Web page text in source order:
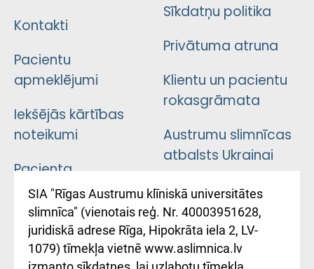
Kontakti
Pacientu
apmeklējumi
Iekšējās kārtības
noteikumi
Pacienta
atsauksmju/sūdzību
iesniegšanas
kārtība
Kā pie mums nokļūt
Sīkdatņu politika
Privātuma atruna
Klientu un pacientu
rokasgrāmata
Austrumu slimnīcas
atbalsts Ukrainai
Підтримка Східної
лікарні та співпраця з
Україною
SIA "Rīgas Austrumu klīniskā universitātes
slimnīca" (vienotais reģ. Nr. 40003951628,
juridiskā adrese Rīga, Hipokrāta iela 2, LV-
1079) tīmekļa vietnē www.aslimnica.lv